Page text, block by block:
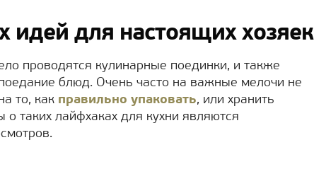
идей для настоящих хозяек
проводятся кулинарные поединки, и также
блюд. Очень часто на важные мелочи не
то, как правильно упаковать, или хранить
таких лайфхаках для кухни являются